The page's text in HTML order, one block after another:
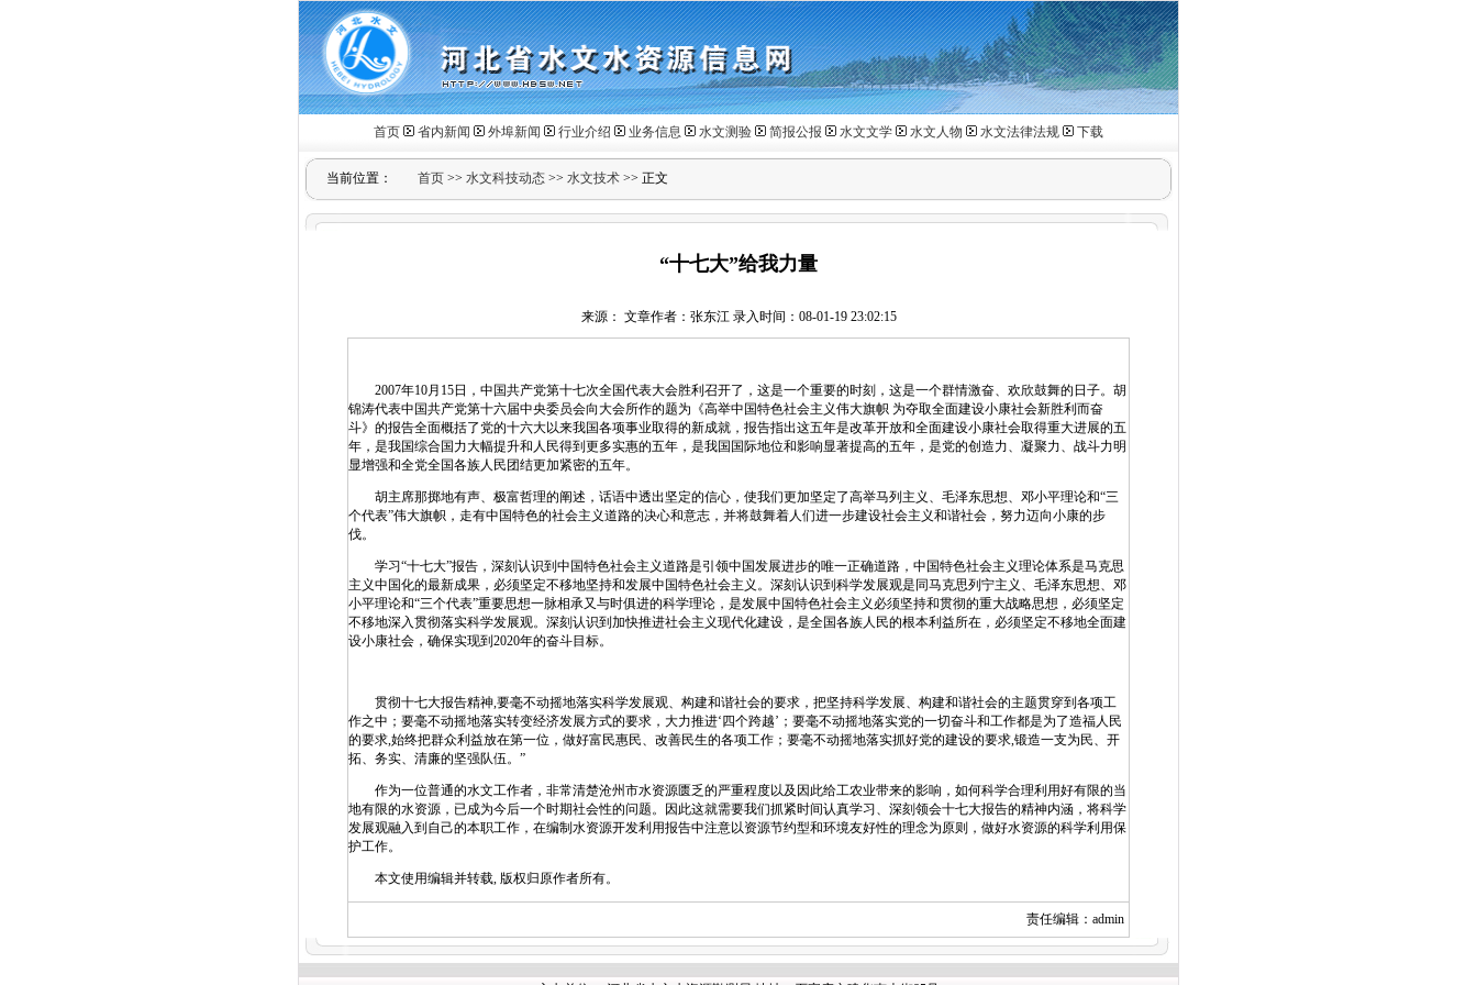
首页 省内新闻 外埠新闻 行业介绍 业务信息 水文测验 简报公报 水文文学 水文人物 水文法律法规 下载
当前位置： 首页 >> 水文科技动态 >> 水文技术 >> 正文
“十七大”给我力量
来源： 文章作者：张东江 录入时间：08-01-19 23:02:15
2007年10月15日，中国共产党第十七次全国代表大会胜利召开了，这是一个重要的时刻，这是一个群情激奋、欢欣鼓舞的日子。胡
锦涛代表中国共产党第十六届中央委员会向大会所作的题为《高举中国特色社会主义伟大旗帜 为夺取全面建设小康社会新胜利而奋
斗》的报告全面概括了党的十六大以来我国各项事业取得的新成就，报告指出这五年是改革开放和全面建设小康社会取得重大进展的五
年，是我国综合国力大幅提升和人民得到更多实惠的五年，是我国国际地位和影响显著提高的五年，是党的创造力、凝聚力、战斗力明
显增强和全党全国各族人民团结更加紧密的五年。
胡主席那掷地有声、极富哲理的阐述，话语中透出坚定的信心，使我们更加坚定了高举马列主义、毛泽东思想、邓小平理论和“三
个代表”伟大旗帜，走有中国特色的社会主义道路的决心和意志，并将鼓舞着人们进一步建设社会主义和谐社会，努力迈向小康的步
伐。
学习“十七大”报告，深刻认识到中国特色社会主义道路是引领中国发展进步的唯一正确道路，中国特色社会主义理论体系是马克思
主义中国化的最新成果，必须坚定不移地坚持和发展中国特色社会主义。深刻认识到科学发展观是同马克思列宁主义、毛泽东思想、邓
小平理论和“三个代表”重要思想一脉相承又与时俱进的科学理论，是发展中国特色社会主义必须坚持和贯彻的重大战略思想，必须坚定
不移地深入贯彻落实科学发展观。深刻认识到加快推进社会主义现代化建设，是全国各族人民的根本利益所在，必须坚定不移地全面建
设小康社会，确保实现到2020年的奋斗目标。
贯彻十七大报告精神,要毫不动摇地落实科学发展观、构建和谐社会的要求，把坚持科学发展、构建和谐社会的主题贯穿到各项工
作之中；要毫不动摇地落实转变经济发展方式的要求，大力推进‘四个跨越’；要毫不动摇地落实党的一切奋斗和工作都是为了造福人民
的要求,始终把群众利益放在第一位，做好富民惠民、改善民生的各项工作；要毫不动摇地落实抓好党的建设的要求,锻造一支为民、开
拓、务实、清廉的坚强队伍。”
作为一位普通的水文工作者，非常清楚沧州市水资源匮乏的严重程度以及因此给工农业带来的影响，如何科学合理利用好有限的当
地有限的水资源，已成为今后一个时期社会性的问题。因此这就需要我们抓紧时间认真学习、深刻领会十七大报告的精神内涵，将科学
发展观融入到自己的本职工作，在编制水资源开发利用报告中注意以资源节约型和环境友好性的理念为原则，做好水资源的科学利用保
护工作。
本文使用编辑并转载, 版权归原作者所有。
责任编辑：admin